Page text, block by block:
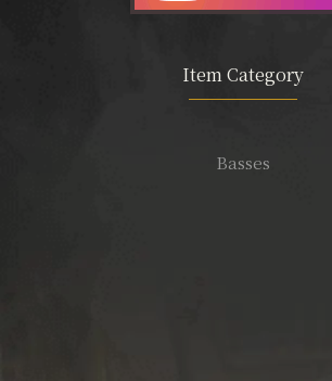
Item Category
Basses